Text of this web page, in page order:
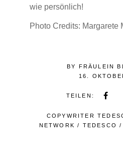
wie persönlich!
Photo Credits: Margarete
BY
FRÄULEIN
16.
TEILEN:
COPYWRITER
NETWORK
/ TEDESCO /